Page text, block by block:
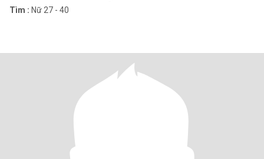
Tìm : Nữ 27 - 40